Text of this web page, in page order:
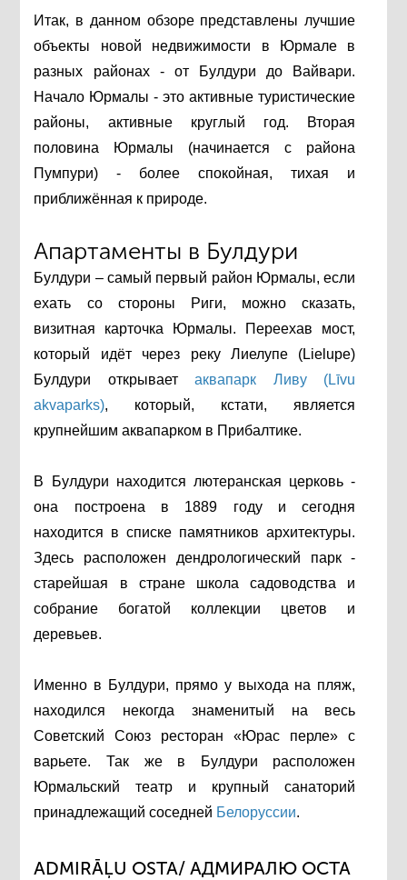
Итак, в данном обзоре представлены лучшие
объекты новой недвижимости в Юрмале в
разных районах - от Булдури до Вайвари.
Начало Юрмалы - это активные туристические
районы, активные круглый год. Вторая
половина Юрмалы (начинается с района
Пумпури) - более спокойная, тихая и
приближённая к природе.
Апартаменты в Булдури
Булдури – самый первый район Юрмалы, если
ехать со стороны Риги, можно сказать,
визитная карточка Юрмалы. Переехав мост,
который идёт через реку Лиелупе (Lielupe)
Булдури открываетаквапарк Ливу (Līvu
akvaparks), который, кстати, является
крупнейшим аквапарком в Прибалтике.
В Булдури находится лютеранская церковь -
она построена в 1889 году и сегодня
находится в списке памятников архитектуры.
Здесь расположен дендрологический парк -
старейшая в стране школа садоводства и
собрание богатой коллекции цветов и
деревьев.
Именно в Булдури, прямо у выхода на пляж,
находился некогда знаменитый на весь
Советский Союз ресторан «Юрас перле» с
варьете. Так же в Булдури расположен
Юрмальский театр и крупный санаторий
принадлежащий соседней Белоруссии.
ADMIRĀĻU OSTA/ АДМИРАЛЮ ОСТА